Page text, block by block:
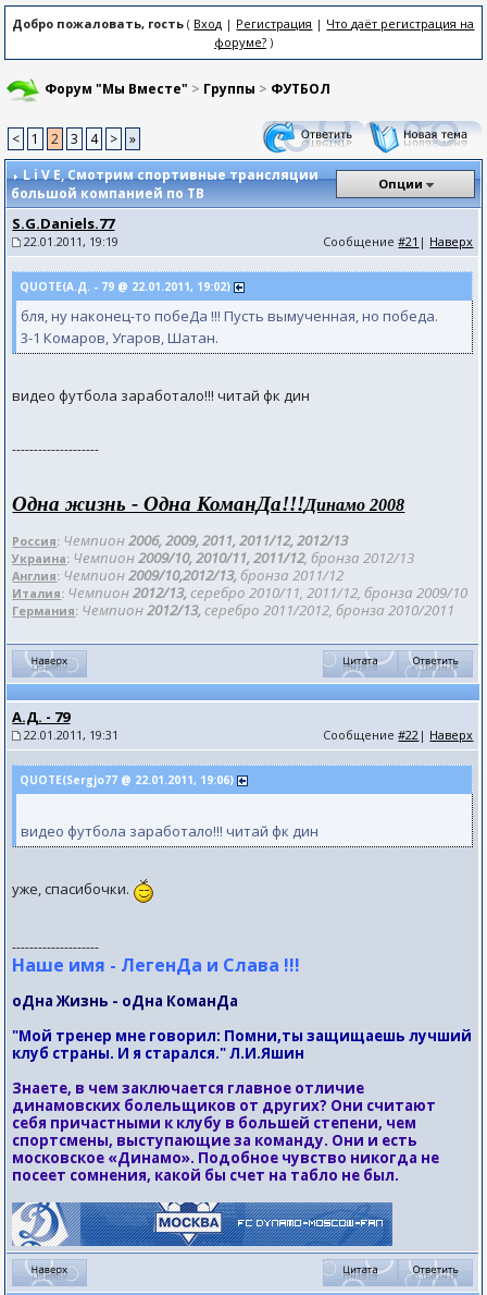
Добро пожаловать, гость ( Вход | Регистрация | Что даёт регистрация на
форуме?)
Форум "Мы Вместе" > Группы > ФУТБОЛ
< 1 2 3 4 >
»
L i V E, Смотрим спортивные трансляции
большой компанией по ТВ
Опции
S.G.Daniels.77
22.01.2011, 19:19 Сообщение#21 | Наверх
QUOTE(А.Д. - 79 @ 22.01.2011, 19:02)
бля, ну наконец-то побеДа !!! Пусть вымученная, но победа.
3-1 Комаров, Угаров, Шатан.
видео футбола заработало!!! читай фк дин
--------------------
Одна жизнь - Одна КоманДа!!!Динамо 2008
Россия: Чемпион2006, 2009, 2011, 2011/12, 2012/13
Украина: Чемпион2009/10, 2010/11, 2011/12, бронза 2012/13
Англия: Чемпион2009/10,2012/13, бронза 2011/12
Италия: Чемпион2012/13, серебро 2010/11, 2011/12, бронза 2009/10
Германия: Чемпион2012/13, серебро 2011/2012, бронза 2010/2011
А.Д. - 79
22.01.2011, 19:31 Сообщение#22 | Наверх
QUOTE(Sergjo77 @ 22.01.2011, 19:06)
видео футбола заработало!!! читай фк дин
уже, спасибочки.
--------------------
Наше имя - ЛегенДа и Слава !!!
оДна Жизнь - оДна КоманДа
"Мой тренер мне говорил: Помни,ты защищаешь лучший
клуб страны. И я старался." Л.И.Яшин
Знаете, в чем заключается главное отличие
динамовских болельщиков от других? Они считают
себя причастными к клубу в большей степени, чем
спортсмены, выступающие за команду. Они и есть
московское «Динамо». Подобное чувство никогда не
посеет сомнения, какой бы счет на табло не был.